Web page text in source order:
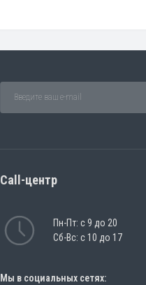
Call-центр
Пн-Пт: с 9 до 20
Сб-Вс: с 10 до 17
Мы в социальных сетях: